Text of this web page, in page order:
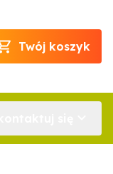
Twój koszyk